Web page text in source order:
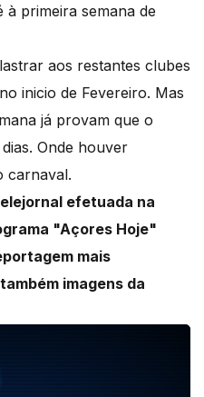
primeira semana de
aos restantes clubes
inicio de Fevereiro. Mas
já provam que o
Onde houver
carnaval.
efetuada na
"Açores Hoje"
mais
imagens da